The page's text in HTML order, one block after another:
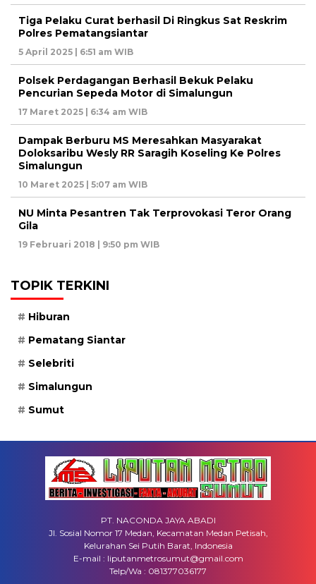
Tiga Pelaku Curat berhasil Di Ringkus Sat Reskrim
Polres Pematangsiantar
5 April 2025 | 6:51 am WIB
Polsek Perdagangan Berhasil Bekuk Pelaku
Pencurian Sepeda Motor di Simalungun
17 Maret 2025 | 6:34 am WIB
Dampak Berburu MS Meresahkan Masyarakat
Doloksaribu Wesly RR Saragih Koseling Ke Polres
Simalungun
10 Maret 2025 | 5:07 am WIB
NU Minta Pesantren Tak Terprovokasi Teror Orang
Gila
19 Februari 2018 | 9:50 pm WIB
TOPIK TERKINI
Hiburan
Pematang Siantar
Selebriti
Simalungun
Sumut
PT. NACONDA JAYA ABADI
Jl. Sosial Nomor 17 Medan, Kecamatan Medan Petisah,
Kelurahan Sei Putih Barat, Indonesia
E-mail : liputanmetrosumut@gmail.com
Telp/Wa : 081377036177